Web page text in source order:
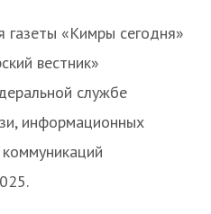
«Кимры сегодня»
вестник»
службе
информационных